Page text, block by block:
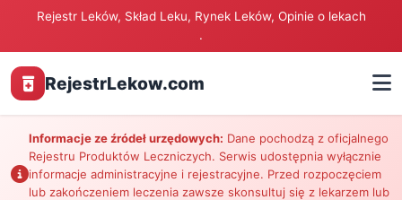
Rejestr Leków, Skład Leku, Rynek Leków, Opinie o lekach
.
RejestrLekow.com
Informacje ze źródeł urzędowych: Dane pochodzą z oficjalnego
Rejestru Produktów Leczniczych. Serwis udostępnia wyłącznie
informacje administracyjne i rejestracyjne. Przed rozpoczęciem
lub zakończeniem leczenia zawsze skonsultuj się z lekarzem lub